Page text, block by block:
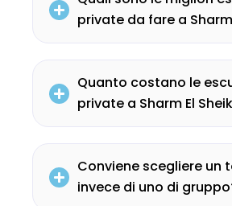
private da fare a
Quanto costano le
private a Sharm El
Conviene scegliere un
invece di uno di